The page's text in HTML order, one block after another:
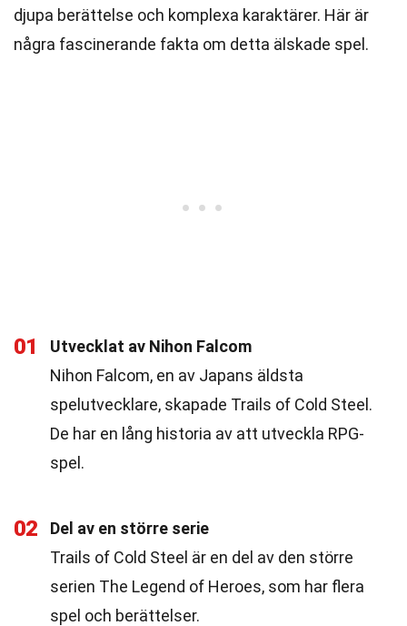
djupa berättelse och komplexa karaktärer. Här är
några fascinerande fakta om detta älskade spel.
01
Utvecklat av Nihon Falcom
Nihon Falcom, en av Japans äldsta
spelutvecklare, skapade Trails of Cold Steel.
De har en lång historia av att utveckla RPG-
spel.
02
Del av en större serie
Trails of Cold Steel är en del av den större
serien The Legend of Heroes, som har flera
spel och berättelser.